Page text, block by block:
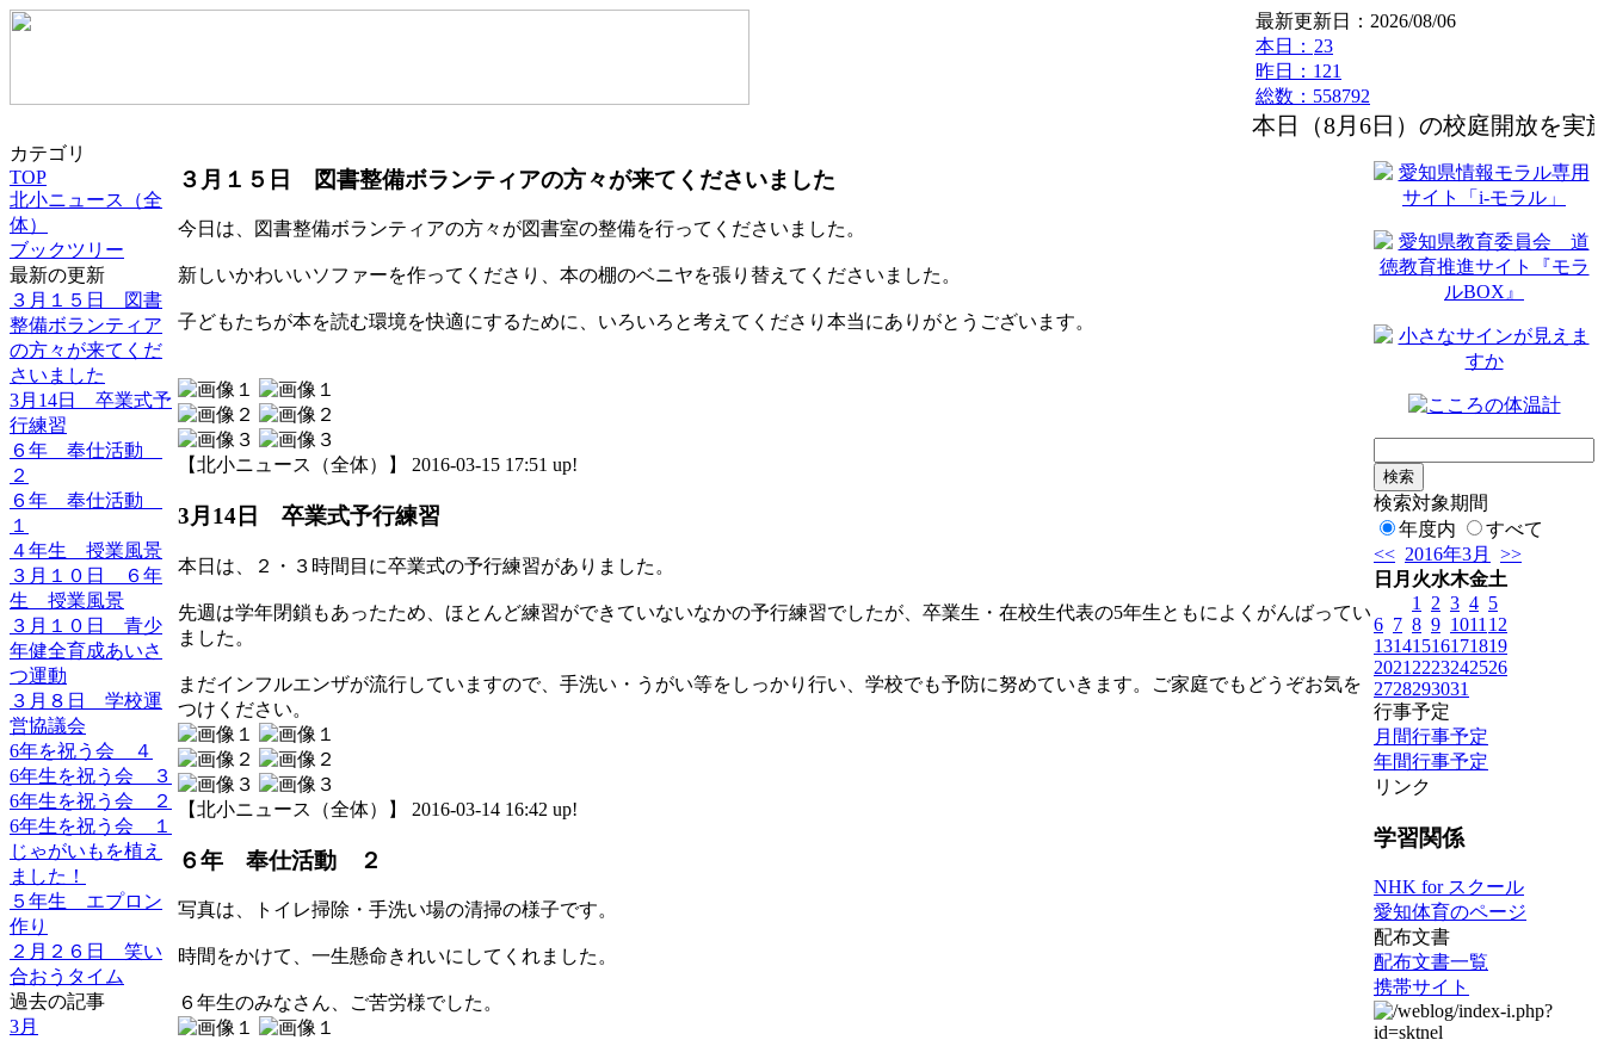
最新更新日：2026/08/06
本日： 23
昨日：121
総数：558792
本日（8月6日）の校庭開放を実施
カテゴリ
TOP
北小ニュース（全
体）
ブックツリー
最新の更新
３月１５日 図書
整備ボランティア
の方々が来てくだ
さいました
3月14日 卒業式予
行練習
６年 奉仕活動
２
６年 奉仕活動
１
４年生 授業風景
３月１０日 ６年
生 授業風景
３月１０日 青少
年健全育成あいさ
つ運動
３月８日 学校運
営協議会
6年を祝う会 ４
6年生を祝う会 ３
6年生を祝う会 ２
6年生を祝う会 １
じゃがいもを植え
ました！
５年生 エプロン
作り
２月２６日 笑い
合おうタイム
過去の記事
3月
３月１５日 図書整備ボランティアの方々が来てくださいました
今日は、図書整備ボランティアの方々が図書室の整備を行ってくださいました。
新しいかわいいソファーを作ってくださり、本の棚のベニヤを張り替えてくださいました。
子どもたちが本を読む環境を快適にするために、いろいろと考えてくださり本当にありがとうございます。
【北小ニュース（全体）】 2016-03-15 17:51 up!
3月14日 卒業式予行練習
本日は、２・３時間目に卒業式の予行練習がありました。
先週は学年閉鎖もあったため、ほとんど練習ができていないなかの予行練習でしたが、卒業生・在校生代表の5年生ともによくがんばってい
ました。
まだインフルエンザが流行していますので、手洗い・うがい等をしっかり行い、学校でも予防に努めていきます。ご家庭でもどうぞお気を
つけください。
【北小ニュース（全体）】 2016-03-14 16:42 up!
６年 奉仕活動 ２
写真は、トイレ掃除・手洗い場の清掃の様子です。
時間をかけて、一生懸命きれいにしてくれました。
６年生のみなさん、ご苦労様でした。
検索対象期間
年度内
すべて
<< 2016年3月
>>
日 月 火水木金土
1
2 3 4 5
6 7 8 9 1011 12
13141516171819
2021 2223242526
2728293031
行事予定
月間行事予定
年間行事予定
リンク
学習関係
NHK for スクール
愛知体育のページ
配布文書
配布文書一覧
携帯サイト